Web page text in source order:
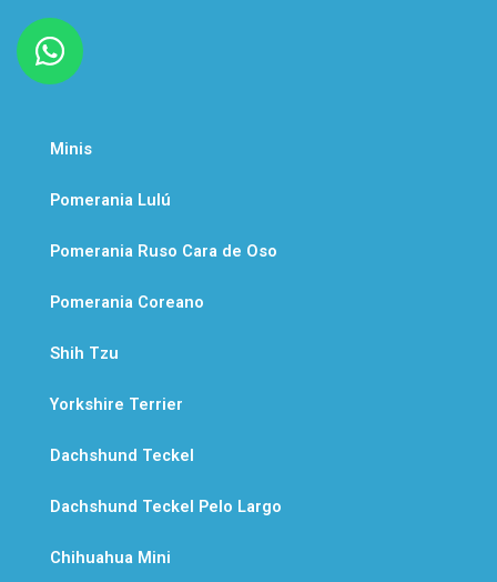
W
h
t
s
a
p
p
Minis
Pomerania Lulú
Pomerania Ruso Cara de Oso
Pomerania Coreano
Shih Tzu
Yorkshire Terrier
Dachshund Teckel
Dachshund Teckel Pelo Largo
Chihuahua Mini